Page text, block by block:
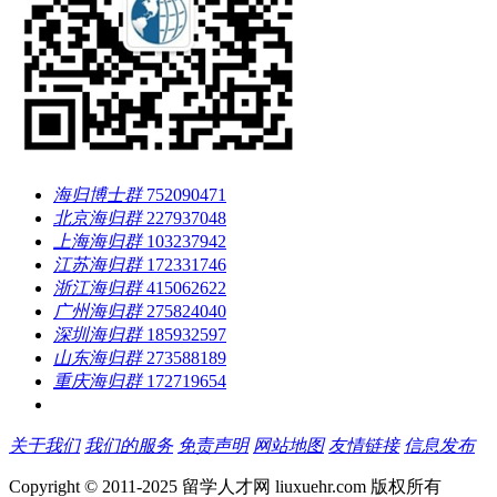
海归博士群 752090471
北京海归群 227937048
上海海归群 103237942
江苏海归群 172331746
浙江海归群 415062622
广州海归群 275824040
深圳海归群 185932597
山东海归群 273588189
重庆海归群 172719654
关于我们 我们的服务 免责声明 网站地图 友情链接 信息发布
Copyright © 2011-2025 留学人才网 liuxuehr.com 版权所有